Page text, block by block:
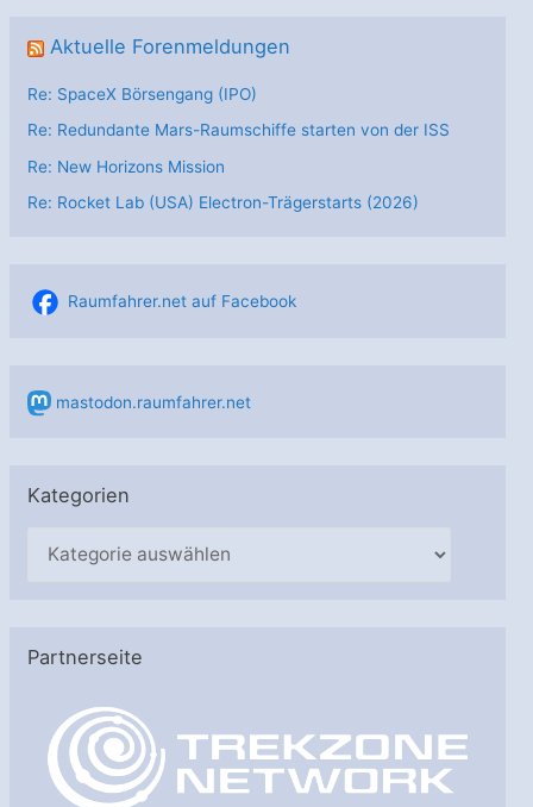
Aktuelle Forenmeldungen
Re: SpaceX Börsengang (IPO)
Re: Redundante Mars-Raumschiffe starten von der ISS
Re: New Horizons Mission
Re: Rocket Lab (USA) Electron-Trägerstarts (2026)
Raumfahrer.net auf Facebook
mastodon.raumfahrer.net
Kategorien
g
Partnerseite